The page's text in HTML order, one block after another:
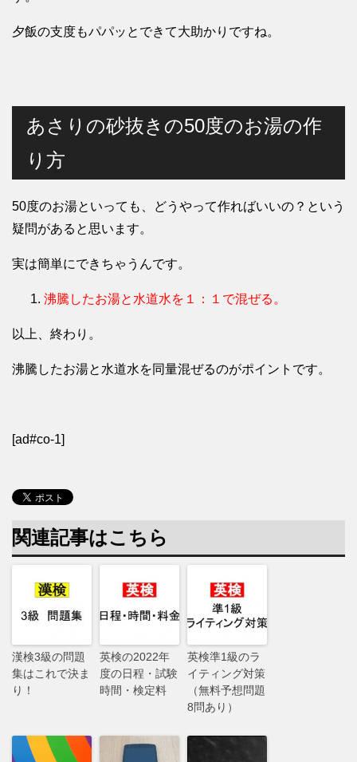
夕飯の支度もパパッとできて大助かりですね。
あさりの砂抜きの50度のお湯の作
り方
50度のお湯といっても、どうやって作ればいいの？という
疑問があると思います。
実は簡単にできちゃうんです。
沸騰したお湯と水道水を１：１で混ぜる。
以上、終わり。
沸騰したお湯と水道水を同量混ぜるのがポイントです。
[ad#co-1]
関連記事はこちら
漢検3級の問題
集はこれで決ま
り！
英検の2022年
度の日程・試験
時間・検定料
英検準1級のラ
イティング対策
（無料予想問題
8問あり）